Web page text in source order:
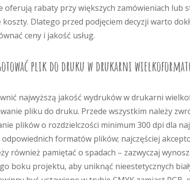
oferują rabaty przy większych zamówieniach lub
koszty. Dlatego przed podjęciem decyzji warto
ceny i jakość usług.
plik do druku w drukarni
najwyższą jakość wydruków w drukarni
pliku do druku. Przede wszystkim należy
plików o rozdzielczości minimum 300 dpi dla
formatów plików; najczęściej
również pamiętać o spadach – zazwyczaj
boku projektu, aby uniknąć nieestetycznych